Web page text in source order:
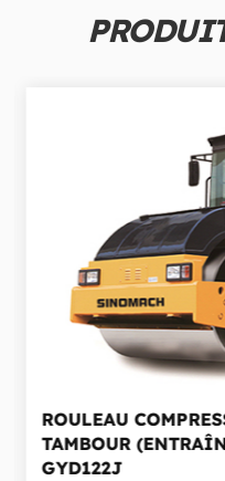
ROULEAU
TAMBOUR
GYD122J